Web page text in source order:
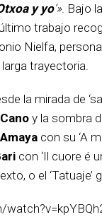
y yo‘» . Bajo
trabajo
Nielfa,
trayectoria.
la mirada de
y la sombra
con su ‘A
con ‘Il cuore é
o el ‘Tatuaje’